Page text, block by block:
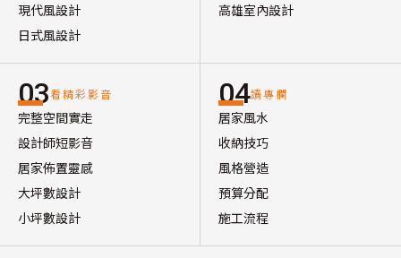
現代風設計
日式風設計
高雄室內設計
03看精彩影音
完整空間實走
設計師短影音
居家佈置靈感
大坪數設計
小坪數設計
04讀專欄
居家風水
收納技巧
風格營造
預算分配
施工流程